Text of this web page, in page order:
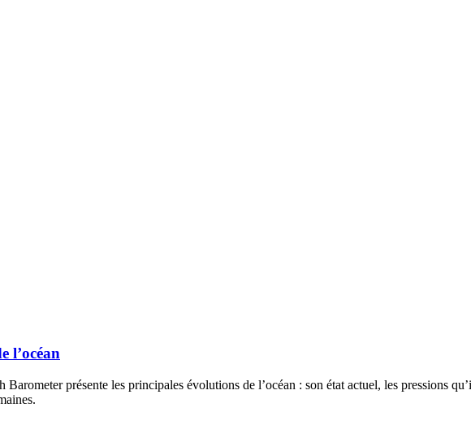
l’océan
présente les principales évolutions de l’océan : son état actuel, les pressions